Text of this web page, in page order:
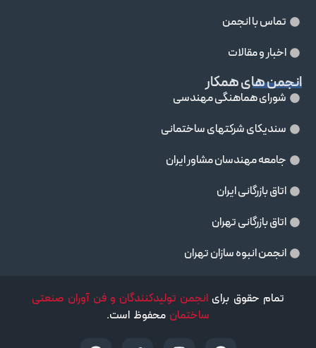
تماس با انجمن
اخبار و مقالات
انجمن های همکار
شورای هماهنگی مهندسی
سندیکای شرکتهای ساختمانی
جامعه مهندسان مشاور ايران
اتاق بازرگانی ایران
اتاق بازرگانی تهران
انجمن انبوه سازان تهران
تمام حقوق برای انجمن تولیدکنندگان و فن آوران صنعتی
ساختمان محفوظ است.